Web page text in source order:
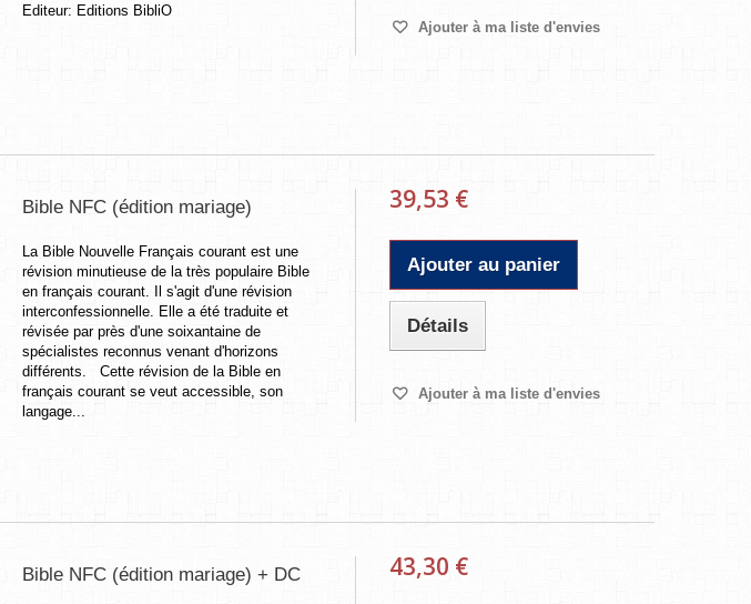
Editeur: Editions BibliO
Ajouter à ma liste d'envies
Bible NFC (édition mariage)
La Bible Nouvelle Français courant est une
révision minutieuse de la très populaire Bible
en français courant. Il s'agit d'une révision
interconfessionnelle. Elle a été traduite et
révisée par près d'une soixantaine de
spécialistes reconnus venant d'horizons
différents. Cette révision de la Bible en
français courant se veut accessible, son
langage...
39,53 €
Ajouter au panier
Détails
Ajouter à ma liste d'envies
Bible NFC (édition mariage) + DC 43,30 €